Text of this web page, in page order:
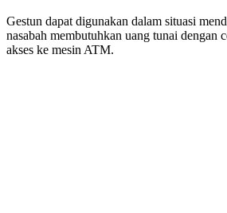
Gestun dapat digunakan dalam situasi
nasabah membutuhkan uang tunai dengan
akses ke mesin ATM.